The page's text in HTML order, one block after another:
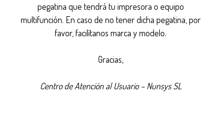
pegatina que tendrá tu impresora o equipo
multifunción. En caso de no tener dicha pegatina, por
favor, facilítanos marca y modelo.
Gracias,
Centro de Atención al Usuario – Nunsys SL